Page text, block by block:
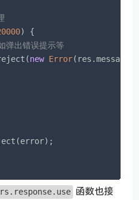
) {
弹出错误提示等
new Error
函数也接